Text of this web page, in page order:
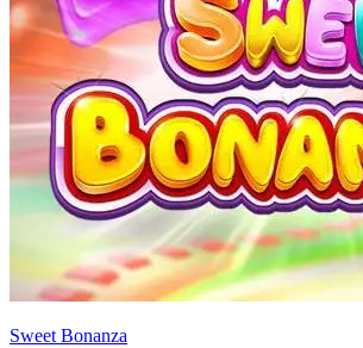
Sweet Bonanza